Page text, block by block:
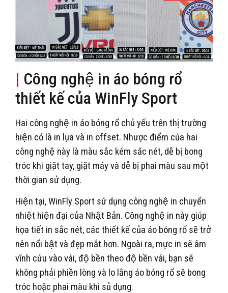
| Công nghệ in áo bóng rổ
thiết kế của WinFly Sport
Hai công nghệ in áo bóng rổ chủ yếu trên thị trường
hiện có là in lụa và in offset. Nhược điểm của hai
công nghệ này là màu sắc kém sắc nét, dễ bị bong
tróc khi giặt tay, giặt máy và dễ bị phai màu sau một
thời gian sử dụng.
Hiện tại, WinFly Sport sử dụng công nghệ in chuyển
nhiệt hiện đại của Nhật Bản. Công nghệ in này giúp
họa tiết in sắc nét, các thiết kế của áo bóng rổ sẽ trở
nên nổi bật và đẹp mắt hơn. Ngoài ra, mực in sẽ âm
vĩnh cửu vào vải, độ bền theo độ bền vải, bạn sẽ
không phải phiền lòng và lo lắng áo bóng rổ sẽ bong
tróc hoặc phai màu khi sủ dụng.